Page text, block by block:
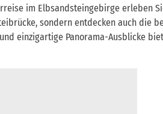
im Elbsandsteingebirge erleben
sondern entdecken auch die
einzigartige Panorama-Ausblicke